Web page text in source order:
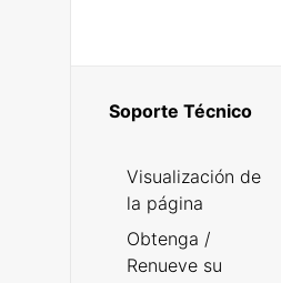
Soporte Técnico
Visualización de
la página
Obtenga /
Renueve su